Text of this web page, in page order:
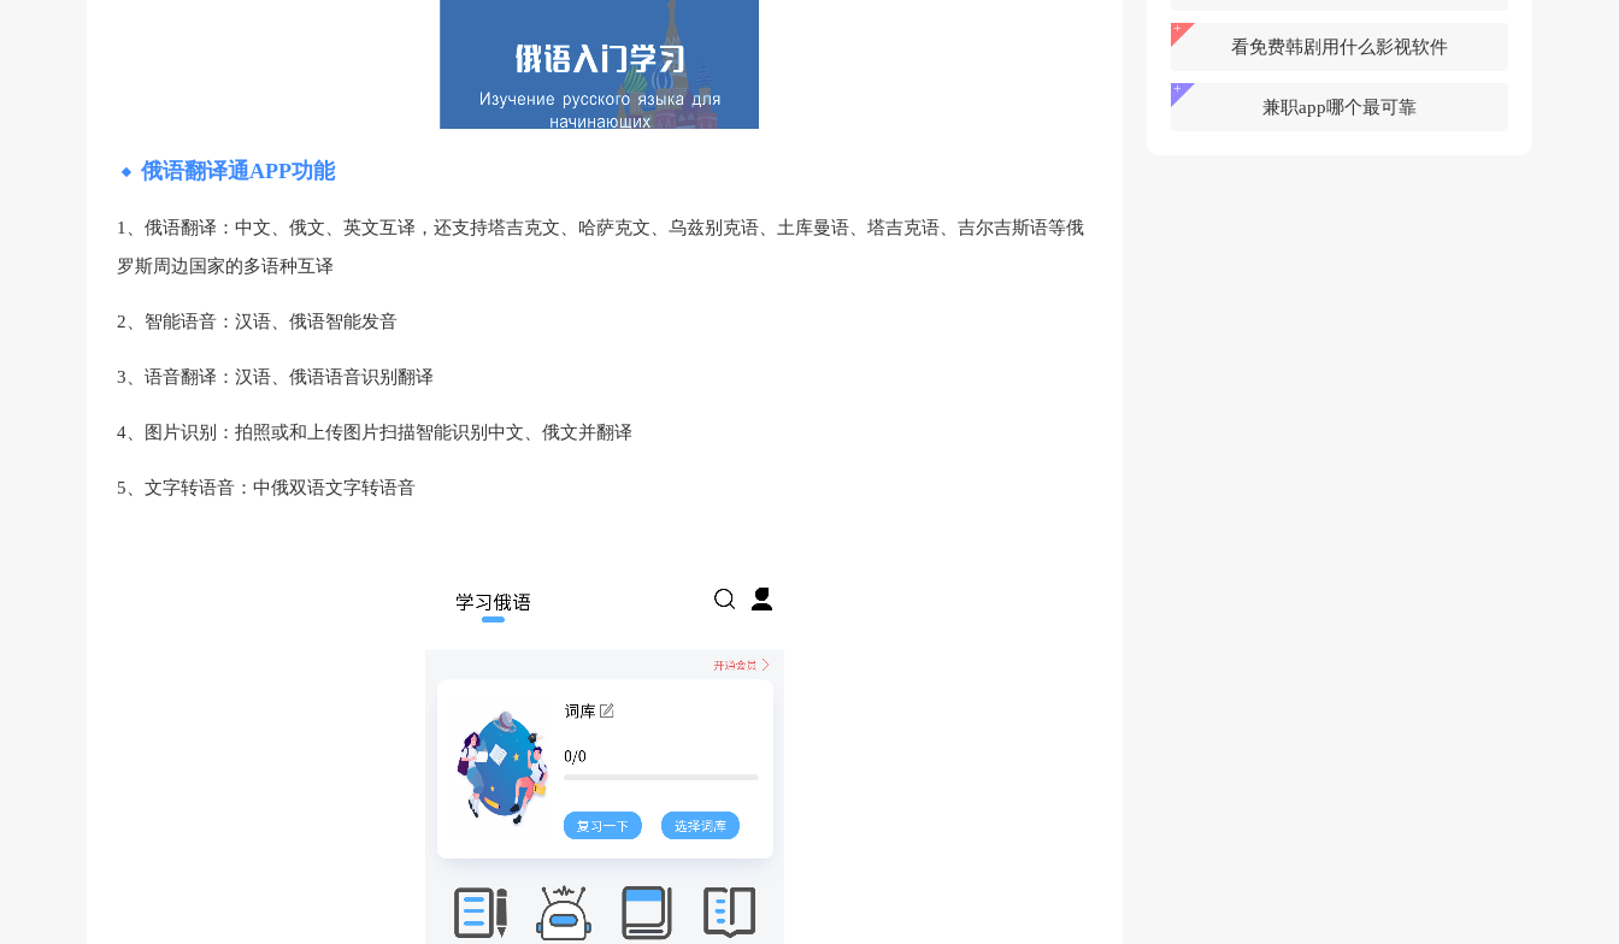
俄语翻译通APP功能
1、俄语翻译：中文、俄文、英文互译，还支持塔吉克文、哈萨克文、乌兹别克语、土库曼语、塔吉克语、吉尔吉斯语等俄
罗斯周边国家的多语种互译
2、智能语音：汉语、俄语智能发音
3、语音翻译：汉语、俄语语音识别翻译
4、图片识别：拍照或和上传图片扫描智能识别中文、俄文并翻译
5、文字转语音：中俄双语文字转语音
看免费韩剧用什么影视软件
兼职app哪个最可靠